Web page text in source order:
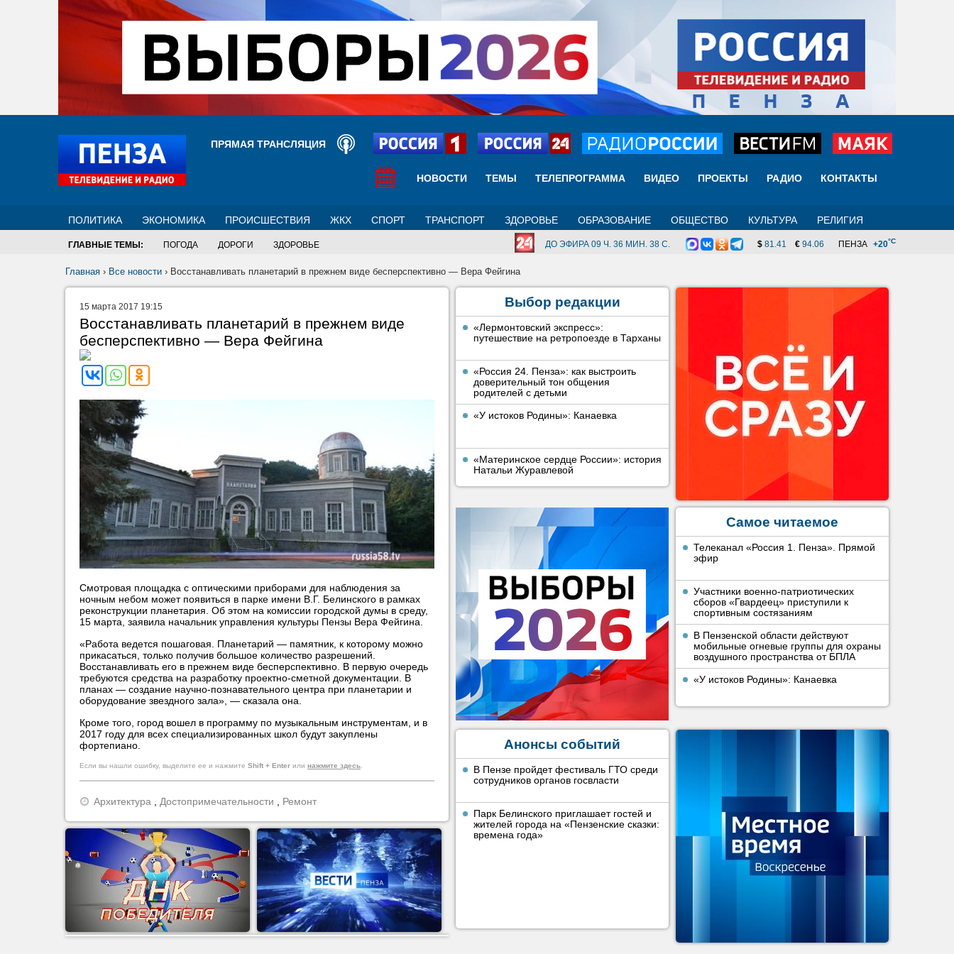
ПРЯМАЯ ТРАНСЛЯЦИЯ
НОВОСТИ ТЕМЫ ТЕЛЕПРОГРАММА ВИДЕО ПРОЕКТЫ РАДИО КОНТАКТЫ
ПОЛИТИКА ЭКОНОМИКА ПРОИСШЕСТВИЯ ЖКХ СПОРТ ТРАНСПОРТ ЗДОРОВЬЕ ОБРАЗОВАНИЕ ОБЩЕСТВО КУЛЬТУРА РЕЛИГИЯ
ГЛАВНЫЕ ТЕМЫ: ПОГОДА ДОРОГИ ЗДОРОВЬЕ ПЕНЗА +20°C
$ 81.41 € 94.06
ДО ЭФИРА 09 Ч. 36 МИН. 37 C.
Главная › Все новости › Восстанавливать планетарий в прежнем виде бесперспективно — Вера Фейгина
Выбор редакции
«Лермонтовский экспресс»:
путешествие на ретропоезде в Тарханы
«Россия 24. Пенза»: как выстроить
доверительный тон общения
родителей с детьми
«У истоков Родины»: Канаевка
«Материнское сердце России»: история
Натальи Журавлевой
Самое читаемое
Телеканал «Россия 1. Пенза». Прямой
эфир
Участники военно-патриотических
сборов «Гвардеец» приступили к
спортивным состязаниям
В Пензенской области действуют
мобильные огневые группы для охраны
воздушного пространства от БПЛА
«У истоков Родины»: Канаевка
Анонсы событий
В Пензе пройдет фестиваль ГТО среди
сотрудников органов госвласти
Парк Белинского приглашает гостей и
жителей города на «Пензенские сказки:
времена года»
15 марта 2017 19:15
Восстанавливать планетарий в прежнем виде
бесперспективно — Вера Фейгина
Смотровая площадка с оптическими приборами для наблюдения за
ночным небом может появиться в парке имени В.Г. Белинского в рамках
реконструкции планетария. Об этом на комиссии городской думы в среду,
15 марта, заявила начальник управления культуры Пензы Вера Фейгина.
«Работа ведется пошаговая. Планетарий — памятник, к которому можно
прикасаться, только получив большое количество разрешений.
Восстанавливать его в прежнем виде бесперспективно. В первую очередь
требуются средства на разработку проектно-сметной документации. В
планах — создание научно-познавательного центра при планетарии и
оборудование звездного зала», — сказала она.
Кроме того, город вошел в программу по музыкальным инструментам, и в
2017 году для всех специализированных школ будут закуплены
фортепиано.
Если вы нашли ошибку, выделите ее и нажмите Shift + Enter или нажмите здесь
Архитектура Достопримечательности Ремонт